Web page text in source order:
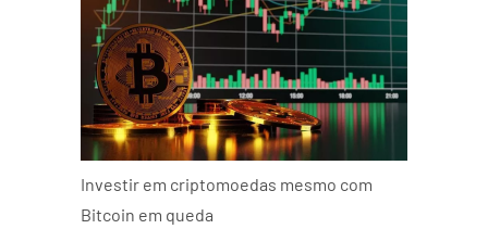
Investir em criptomoedas mesmo com
Bitcoin em queda